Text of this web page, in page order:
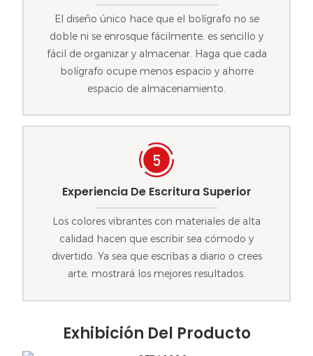
El diseño único hace que el bolígrafo no se
doble ni se enrosque fácilmente, es sencillo y
fácil de organizar y almacenar. Haga que cada
bolígrafo ocupe menos espacio y ahorre
espacio de almacenamiento.
Experiencia De Escritura Superior
Los colores vibrantes con materiales de alta
calidad hacen que escribir sea cómodo y
divertido. Ya sea que escribas a diario o crees
arte, mostrará los mejores resultados.
Exhibición Del Producto